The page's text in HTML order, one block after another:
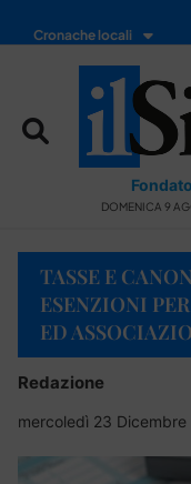
Cronache locali
DOMENICA 9
TASSE E
ESENZIONI
ED
Redazione
mercoledì 23 Dicembre